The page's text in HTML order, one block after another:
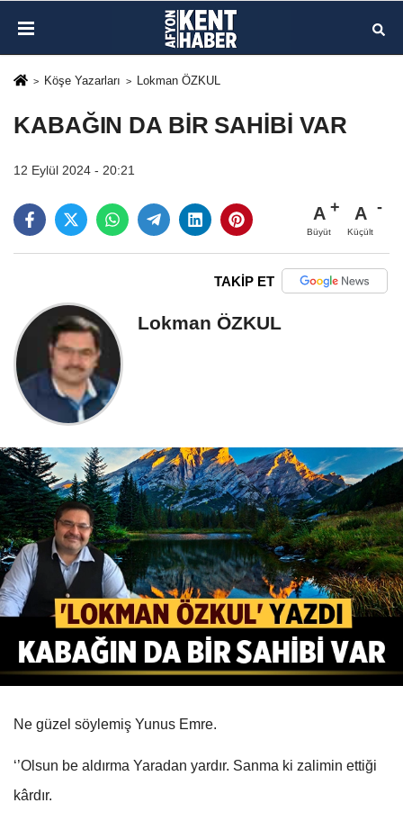
Köşe Yazarları Lokman ÖZKUL
KABAĞIN DA BİR SAHİBİ VAR
12 Eylül 2024 - 20:21
A
Büyüt
A
Küçült
TAKİP ET
Lokman ÖZKUL
Ne güzel söylemiş Yunus Emre.
‘’Olsun be aldırma Yaradan yardır. Sanma ki zalimin ettiği
kârdır.